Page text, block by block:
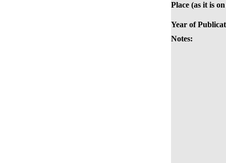
Place (as it is
Year of
Notes: